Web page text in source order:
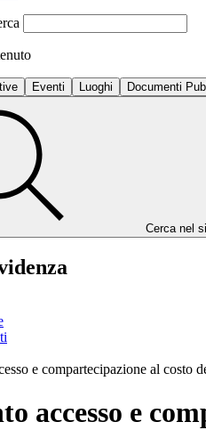
Eventi Luoghi Documenti
Cerca nel
e compartecipazione al costo
accesso e